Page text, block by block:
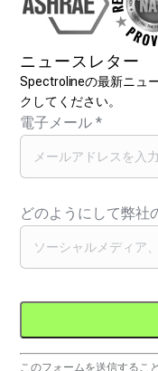
ニュースレター
Spectrolineの最新ニュ
クしてください。
電子メール*
どのようにして弊
コ
このフォームを送信するこ